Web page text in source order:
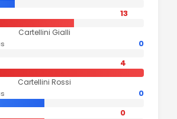
13
Cartellini Gialli
0
4
Cartellini Rossi
0
0